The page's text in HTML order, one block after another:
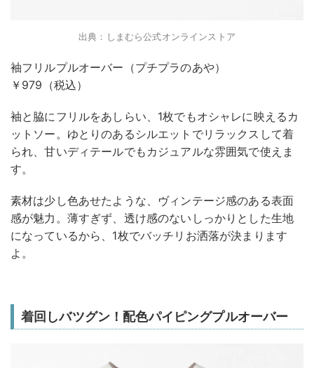
出典：しまむら公式オンラインストア
袖フリルプルオーバー（プチプラのあや）
￥979（税込）
袖と脇にフリルをあしらい、1枚でもオシャレに映えるカ
ットソー。ゆとりのあるシルエットでリラックスして着
られ、甘いディテールでもカジュアルな雰囲気で使えま
す。
素材は少し色あせたような、ヴィンテージ感のある表面
感が魅力。薄すぎず、透け感のないしっかりとした生地
になっているから、1枚でバッチリお洒落が決まります
よ。
着回しバツグン！配色パイピングプルオーバー